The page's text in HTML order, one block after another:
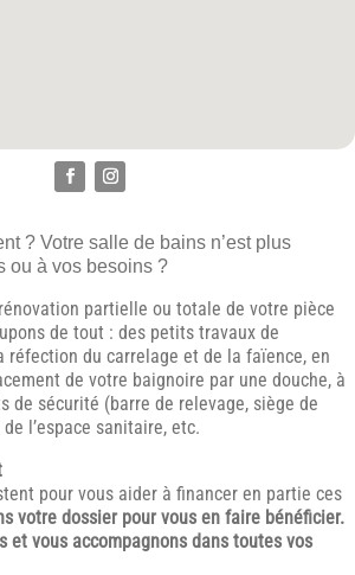
? Votre salle de bains n’est plus
ou à vos besoins ?
partielle ou totale de votre pièce
de tout : des petits travaux de
réfection du carrelage et de la faïence, en
de votre baignoire par une douche, à
de sécurité (barre de relevage, siège de
l’espace sanitaire, etc.
pour vous aider à financer en partie ces
votre dossier pour vous en faire bénéficier.
et vous accompagnons dans toutes vos